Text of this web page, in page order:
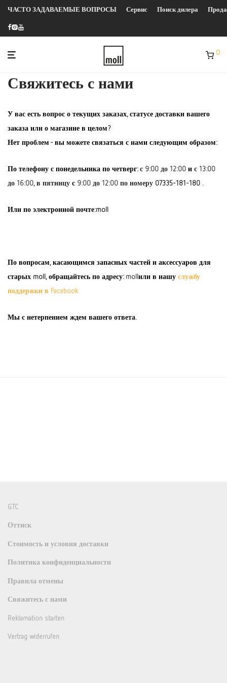
ЧАСТО ЗАДАВАЕМЫЕ ВОПРОСЫ Сервис Поиск дилера
0
Свяжитесь с нами
У вас есть вопрос о текущих заказах, статусе доставки вашего
заказа или о магазине в целом?
Нет проблем - вы можете связаться с нами следующим образом:
По телефону с понедельника по четверг:с 9:00 до 12:00 и с 13:00
до 16:00, в пятницу с 9:00 до 12:00 по номеру 07335-181-180 .
Или по электронной почте:moll
По вопросам, касающимся запасных частей и аксессуаров для
старых moll, обращайтесь по адресу: mollили в нашу службу
поддержки в Facebook
Мы с нетерпением ждем вашего ответа.
GTC
Оттиск
Стоимость и условия доставки
Политика конфиденциальности
Правила отмены
Свяжитесь с нами
Reklamation starten
Vertrag widerrufen